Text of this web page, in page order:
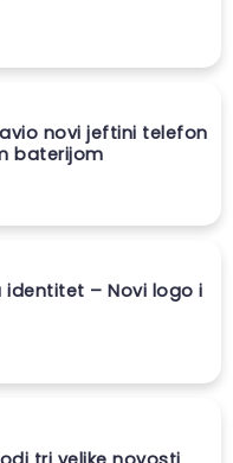
novi jeftini telefon
baterijom
identitet – Novi logo i